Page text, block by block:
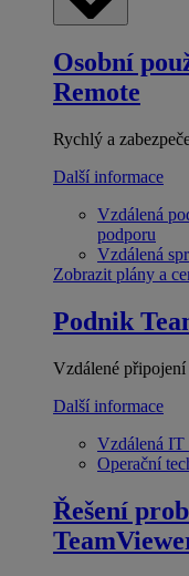
Osobní
Remote
Rychlý a
Další informace
Vzdálená
podporu
Vzdálená
Zobrazit plány a
Podnik
Vzdálené připojení
Další informace
Vzdálená IT
Operační
Řešení